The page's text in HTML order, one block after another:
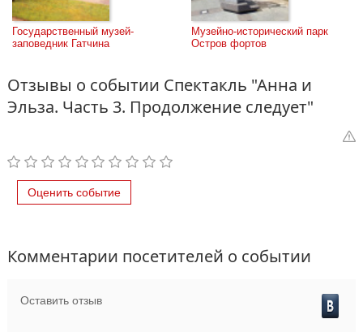
Государственный музей-
заповедник Гатчина
Музейно-исторический парк
Остров фортов
Отзывы о событии Спектакль "Анна и
Эльза. Часть 3. Продолжение следует"
Оценить событие
Комментарии посетителей о событии
Оставить отзыв